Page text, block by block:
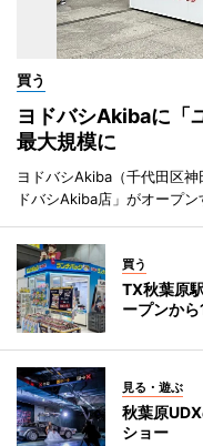
買う
ヨドバシAkibaに
最大規模に
ヨドバシAkiba（千代田区
ドバシAkiba店」がオープン
買う
TX秋葉原
ープンから
見る・遊ぶ
秋葉原
ショー